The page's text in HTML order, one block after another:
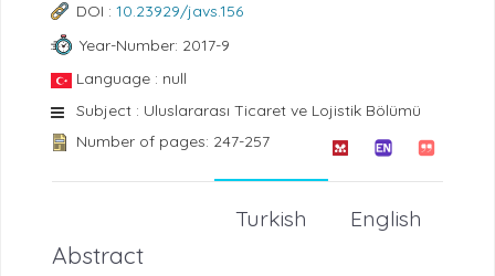
DOI : 10.23929/javs.156
Year-Number: 2017-9
Language : null
Subject : Uluslararası Ticaret ve Lojistik Bölümü
Number of pages: 247-257
English
Turkish
Abstract